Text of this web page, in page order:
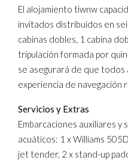
El alojamiento tiwnw
invitados distribuidos en
cabinas dobles, 1 cabina
tripulación formada por
se asegurará de que todos
experiencia de navegación
Servicios y Extras
Embarcaciones auxiliares y
acuáticos: 1 x Williams
jet tender, 2 x stand-up